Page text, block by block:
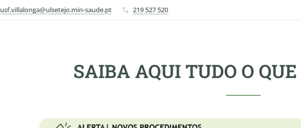
usf.villalonga@ulsetejo.min-saude.pt 219 527 520
SAIBA AQUI TUDO O